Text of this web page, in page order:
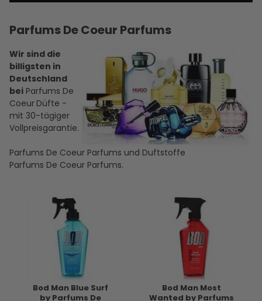
Parfums De Coeur Parfums
Wir sind die
billigsten in
Deutschland
bei Parfums De
Coeur Düfte -
mit 30-tägiger
Vollpreisgarantie.
Parfums De Coeur Parfums und Duftstoffe
Parfums De Coeur Parfums.
Bod Man Blue Surf
by Parfums De
Bod Man Most
Wanted by Parfums